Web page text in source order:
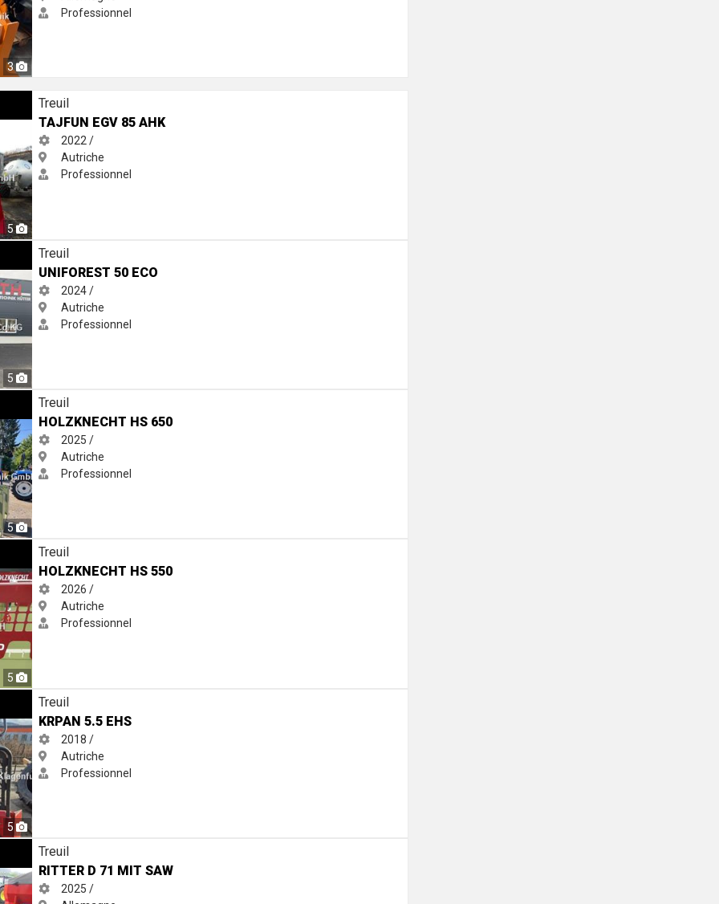
3
Professionnel
5
Treuil
TAJFUN EGV 85 AHK
2022 /
Autriche
Professionnel
5
Treuil
UNIFOREST 50 ECO
2024 /
Autriche
Professionnel
5
Treuil
HOLZKNECHT HS 650
2025 /
Autriche
Professionnel
5
Treuil
HOLZKNECHT HS 550
2026 /
Autriche
Professionnel
5
Treuil
KRPAN 5.5 EHS
2018 /
Autriche
Professionnel
Treuil
RITTER D 71 MIT SAW
2025 /